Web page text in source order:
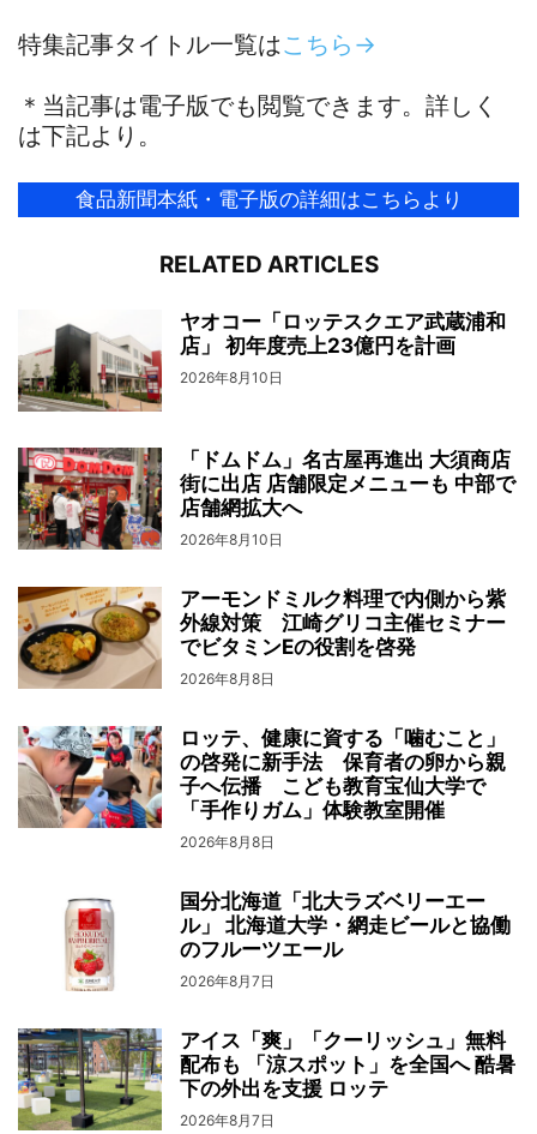
特集記事タイトル一覧はこちら→
＊当記事は電子版でも閲覧できます。詳しく
は下記より。
食品新聞本紙・電子版の詳細はこちらより
RELATED ARTICLES
ヤオコー「ロッテスクエア武蔵浦和
店」 初年度売上23億円を計画
2026年8月10日
「ドムドム」名古屋再進出 大須商店
街に出店 店舗限定メニューも 中部で
店舗網拡大へ
2026年8月10日
アーモンドミルク料理で内側から紫
外線対策 江崎グリコ主催セミナー
でビタミンEの役割を啓発
2026年8月8日
ロッテ、健康に資する「噛むこと」
の啓発に新手法 保育者の卵から親
子へ伝播 こども教育宝仙大学で
「手作りガム」体験教室開催
2026年8月8日
国分北海道「北大ラズベリーエー
ル」 北海道大学・網走ビールと協働
のフルーツエール
2026年8月7日
アイス「爽」「クーリッシュ」無料
配布も 「涼スポット」を全国へ 酷暑
下の外出を支援 ロッテ
2026年8月7日